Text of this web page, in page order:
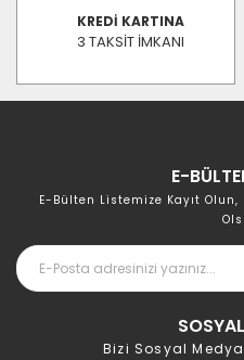
KREDİ KARTINA
3 TAKSİT İMKANI
E-
E-Bülten Listemize Kayıt
Bizi Sosyal